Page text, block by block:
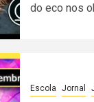
do eco nos
Escola Jornal